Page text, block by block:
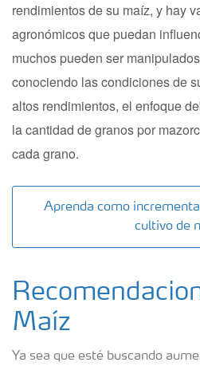
Soluciones por cultivos
Deficiencias
rendimientos de su maíz, y hay
agronómicos que puedan
muchos pueden ser
conociendo las condiciones de
altos rendimientos, el enfoque
la cantidad de granos por
cada grano.
Aprenda como
cultivo de
Maíz
Ya sea que esté buscando